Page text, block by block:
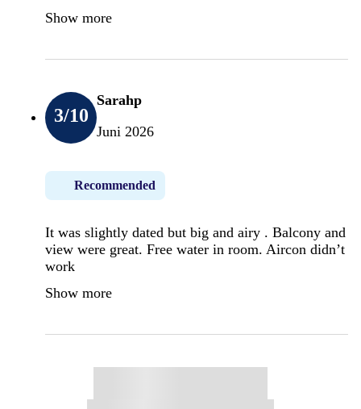
Show more
3/10
Sarahp
Juni 2026
Recommended
It was slightly dated but big and airy . Balcony and
view were great. Free water in room. Aircon didn’t
work
Show more